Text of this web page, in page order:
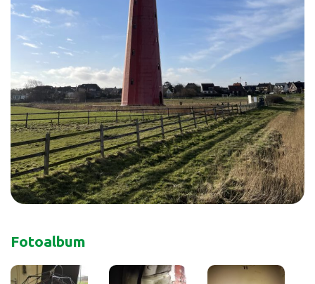
Fotoalbum